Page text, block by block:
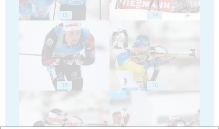
13 14
15 16